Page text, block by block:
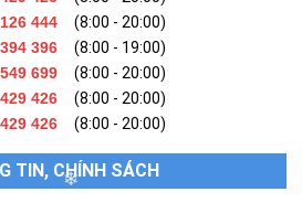
444
(8:00 - 20:00)
396
(8:00 - 19:00)
699
(8:00 - 20:00)
426
(8:00 - 20:00)
426 (8:00 - 20:00)
TIN, CHÍNH SÁCH
❄